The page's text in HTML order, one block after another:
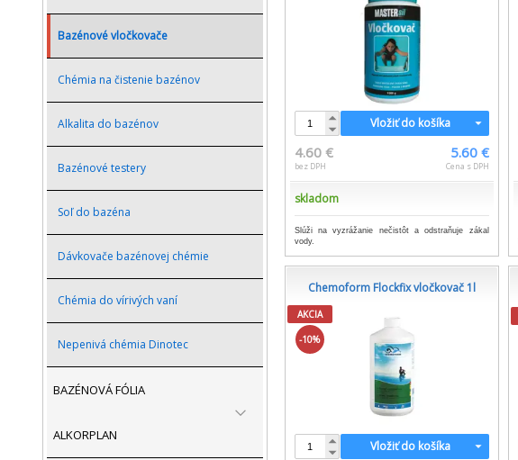
Bazénové vločkovače
Chémia na čistenie bazénov
Alkalita do bazénov
Bazénové testery
Soľ do bazéna
Dávkovače bazénovej chémie
Chémia do vírivých vaní
Nepenivá chémia Dinotec
BAZÉNOVÁ FÓLIA
ALKORPLAN
Vložiť do košíka
4.60 €
bez DPH
5.60 €
Cena s DPH
skladom
Slúži na vyzrážanie nečistôt a odstraňuje zákal
vody.
Chemoform Flockfix vločkovač 1l
AKCIA
-10%
Vložiť do košíka